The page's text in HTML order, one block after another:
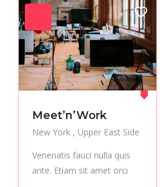
Office
Performer
Pub
Skincare
Sneakers
Studio
Stylish
Vacation
Meet’n’Work
New York
Upper East Side
Venenatis fauci nulla quis
ante. Etiam sit amet orci